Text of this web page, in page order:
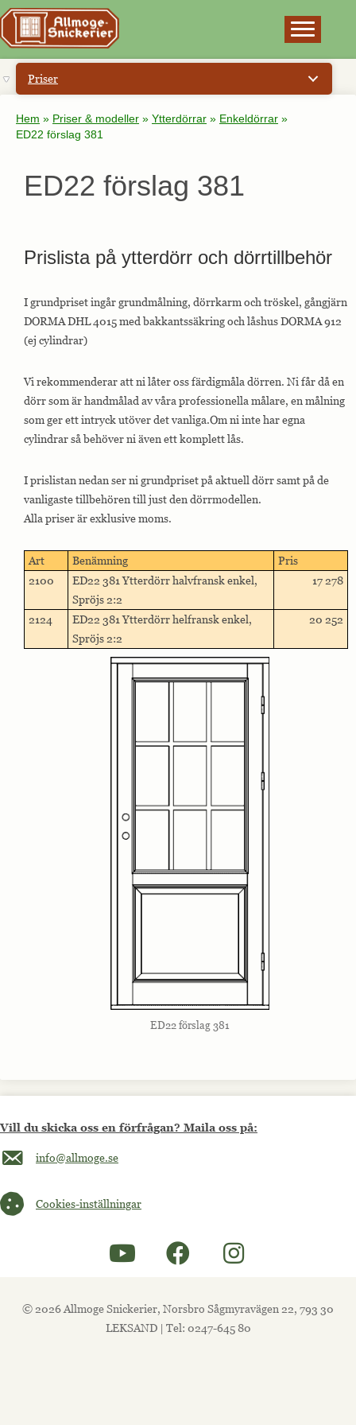
Priser
Hem » Priser & modeller » Ytterdörrar » Enkeldörrar »
ED22 förslag 381
ED22 förslag 381
Prislista på ytterdörr och dörrtillbehör
I grundpriset ingår grundmålning, dörrkarm och tröskel, gångjärn
DORMA DHL 4015 med bakkantssäkring och låshus DORMA 912
(ej cylindrar)
Vi rekommenderar att ni låter oss färdigmåla dörren. Ni får då en
dörr som är handmålad av våra professionella målare, en målning
som ger ett intryck utöver det vanliga.Om ni inte har egna
cylindrar så behöver ni även ett komplett lås.
I prislistan nedan ser ni grundpriset på aktuell dörr samt på de
vanligaste tillbehören till just den dörrmodellen.
Alla priser är exklusive moms.
Art Benämning
Pris
2100
ED22 381 Ytterdörr halvfransk enkel,
Spröjs 2:2
17 278
2124
ED22 381 Ytterdörr helfransk enkel,
Spröjs 2:2
20 252
ED22 förslag 381
Vill du skicka oss en förfrågan? Maila oss på:
Maila oss på info@allmoge.se
info@allmoge.se
Cookies-inställningar
Cookies-inställningar
© 2026 Allmoge Snickerier, Norsbro Sågmyravägen 22, 793 30
LEKSAND | Tel: 0247-645 80